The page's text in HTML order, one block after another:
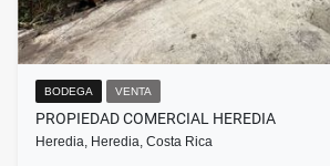
BODEGA VENTA
PROPIEDAD COMERCIAL HEREDIA
Heredia, Heredia, Costa Rica